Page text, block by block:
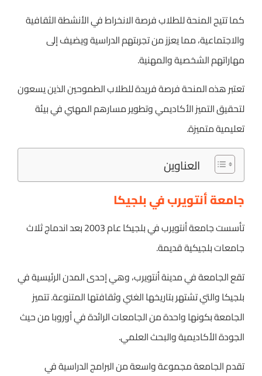
كما تتيح المنحة للطلاب فرصة الانخراط في الأنشطة الثقافية
والاجتماعية، مما يعزز من تجربتهم الدراسية ويضيف إلى
مهاراتهم الشخصية والمهنية.
تعتبر هذه المنحة فرصة فريدة للطلاب الطموحين الذين يسعون
لتحقيق التميز الأكاديمي وتطوير مسارهم المهني في بيئة
تعليمية متميزة.
العناوين
جامعة أنتويرب في بلجيكا
تأسست جامعة أنتويرب في بلجيكا عام 2003 بعد اندماج ثلاث
جامعات بلجيكية قديمة.
تقع الجامعة في مدينة أنتويرب، وهي إحدى المدن الرئيسية في
بلجيكا والتي تشتهر بتاريخها الغني وثقافتها المتنوعة. تتميز
الجامعة بكونها واحدة من الجامعات الرائدة في أوروبا من حيث
الجودة الأكاديمية والبحث العلمي.
تقدم الجامعة مجموعة واسعة من البرامج الدراسية في